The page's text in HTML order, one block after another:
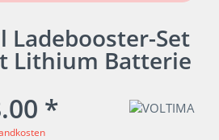
Ladebooster-Set
Lithium Batterie
*